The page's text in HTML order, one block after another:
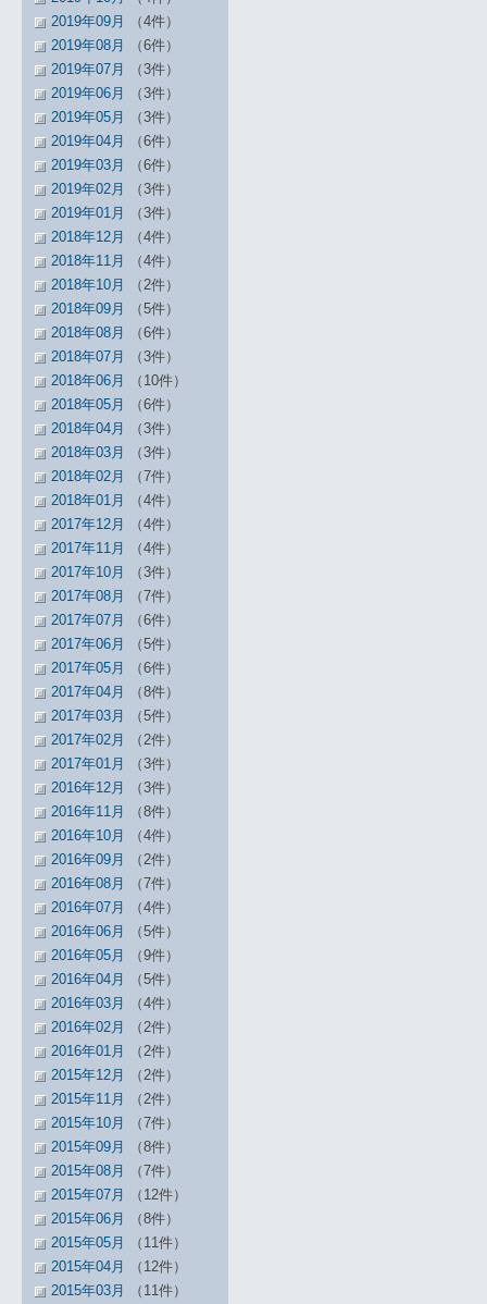
2019年09月
（4件）
2019年08月
（6件）
2019年07月
（3件）
2019年06月
（3件）
2019年05月
（3件）
2019年04月
（6件）
2019年03月
（6件）
2019年02月
（3件）
2019年01月
（3件）
2018年12月
（4件）
2018年11月
（4件）
2018年10月
（2件）
2018年09月
（5件）
2018年08月
（6件）
2018年07月
（3件）
2018年06月
（10件）
2018年05月
（6件）
2018年04月
（3件）
2018年03月
（3件）
2018年02月
（7件）
2018年01月
（4件）
2017年12月
（4件）
2017年11月
（4件）
2017年10月
（3件）
2017年08月
（7件）
2017年07月
（6件）
2017年06月
（5件）
2017年05月
（6件）
2017年04月
（8件）
2017年03月
（5件）
2017年02月
（2件）
2017年01月
（3件）
2016年12月
（3件）
2016年11月
（8件）
2016年10月
（4件）
2016年09月
（2件）
2016年08月
（7件）
2016年07月
（4件）
2016年06月
（5件）
2016年05月
（9件）
2016年04月
（5件）
2016年03月
（4件）
2016年02月
（2件）
2016年01月
（2件）
2015年12月
（2件）
2015年11月
（2件）
2015年10月
（7件）
2015年09月
（8件）
2015年08月
（7件）
2015年07月
（12件）
2015年06月
（8件）
2015年05月
（11件）
2015年04月
（12件）
2015年03月
（11件）